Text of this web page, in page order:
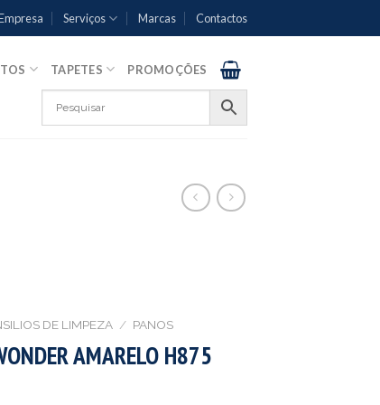
Serviços Marcas Contactos
TAPETES PROMOÇÕES
DE LIMPEZA / PANOS
AMARELO H875